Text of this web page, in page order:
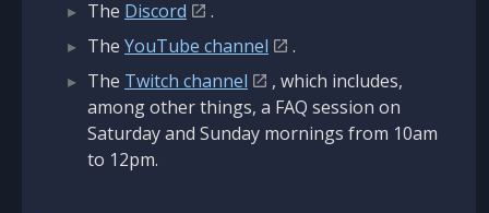
The Discord
.
The YouTube channel
.
The Twitch channel
, which includes,
among other things, a FAQ session on
Saturday and Sunday mornings from 10am
to 12pm.